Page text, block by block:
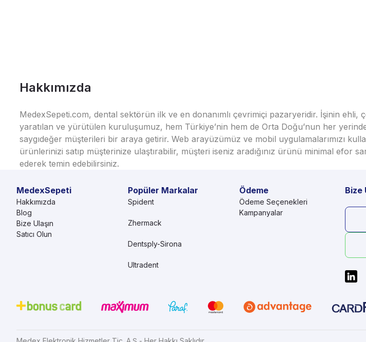
Hakkımızda
MedexSepeti.com, dental sektörün ilk ve en donanımlı çevrimiçi pazaryeridir. İşinin ehli,
yaratılan ve yürütülen kuruluşumuz, hem Türkiye’nin hem de Orta Doğu’nun her
saygıdeğer müşterileri bir araya getirir. Web arayüzümüz ve mobil uygulamalarımızı
ürünlerinizi satıp müşterinize ulaştırabilir, müşteri iseniz aradığınız ürünü minimal efor
ederek temin edebilirsiniz.
MedexSepeti
Hakkımızda
Blog
Bize Ulaşın
Satıcı Olun
Ödeme
Ödeme Seçenekleri
Kampanyalar
Popüler Markalar
Spident
Zhermack
Dentsply-Sirona
Ultradent
Bize